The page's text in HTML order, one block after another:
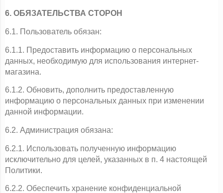
6. ОБЯЗАТЕЛЬСТВА СТОРОН
6.1. Пользователь обязан:
6.1.1. Предоставить информацию о персональных
данных, необходимую для использования интернет-
магазина.
6.1.2. Обновить, дополнить предоставленную
информацию о персональных данных при изменении
данной информации.
6.2. Администрация обязана:
6.2.1. Использовать полученную информацию
исключительно для целей, указанных в п. 4 настоящей
Политики.
6.2.2. Обеспечить хранение конфиденциальной